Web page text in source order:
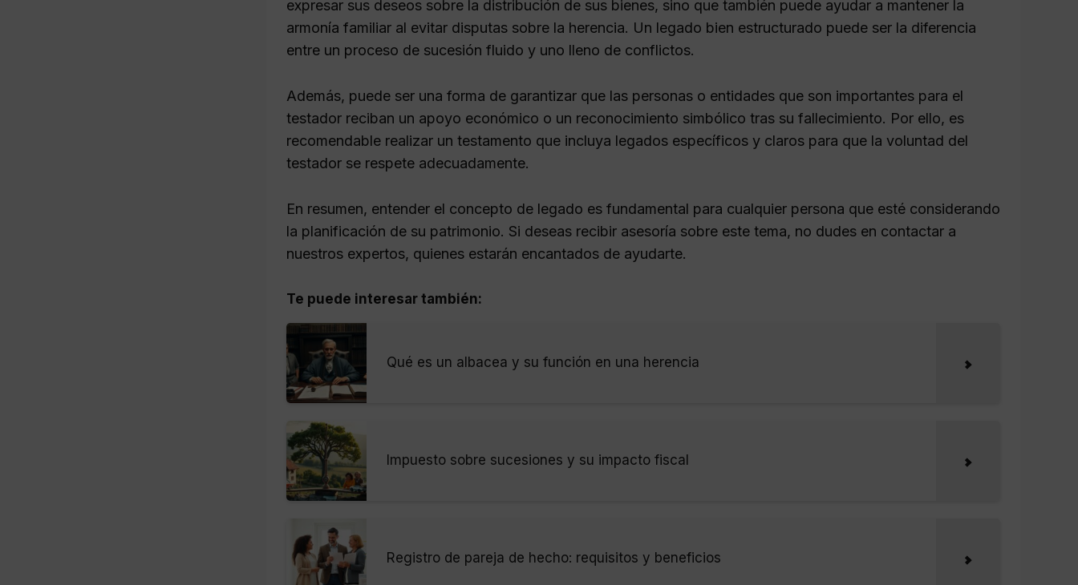
expresar sus deseos sobre la distribución de sus bienes, sino que también puede ayudar a mantener la
armonía familiar al evitar disputas sobre la herencia. Un legado bien estructurado puede ser la diferencia
entre un proceso de sucesión fluido y uno lleno de conflictos.
Además, puede ser una forma de garantizar que las personas o entidades que son importantes para el
testador reciban un apoyo económico o un reconocimiento simbólico tras su fallecimiento. Por ello, es
recomendable realizar un testamento que incluya legados específicos y claros para que la voluntad del
testador se respete adecuadamente.
En resumen, entender el concepto de legado es fundamental para cualquier persona que esté considerando
la planificación de su patrimonio. Si deseas recibir asesoría sobre este tema, no dudes en contactar a
nuestros expertos, quienes estarán encantados de ayudarte.
Te puede interesar también:
Qué es un albacea y su función en una herencia
Impuesto sobre sucesiones y su impacto fiscal
Registro de pareja de hecho: requisitos y beneficios